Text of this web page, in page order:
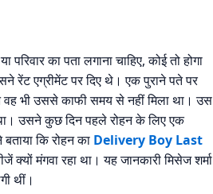
का पता लगाना चाहिए, कोई तो होगा
रेंट एग्रीमेंट पर दिए थे। एक पुराने पते पर
वह भी उससे काफी समय से नहीं मिला था। उस
उसने कुछ दिन पहले रोहन के लिए एक
कि रोहन का Delivery Boy Last
मंगवा रहा था। यह जानकारी मिसेज शर्मा
थीं।